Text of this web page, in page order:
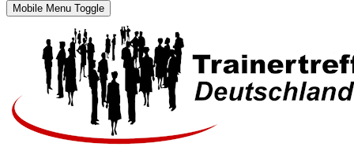
Mobile Menu Toggle